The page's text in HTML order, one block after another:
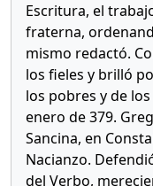
Escritura, el
fraterna,
mismo redactó.
los fieles y brilló
los pobres y de
enero de 379.
Sancina, en
Nacianzo.
del Verbo,